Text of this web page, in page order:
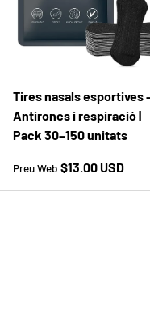
Tires nasals esportives
Antironcs i respiració |
Pack 30–150 unitats
Preu a la botiga
Preu Web $13.00 USD